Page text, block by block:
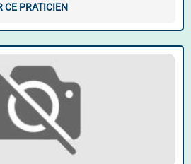
CE PRATICIEN